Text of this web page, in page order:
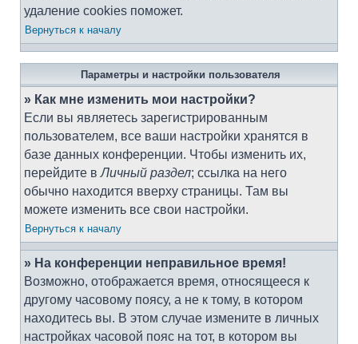
удаление cookies поможет.
Вернуться к началу
Параметры и настройки пользователя
» Как мне изменить мои настройки?
Если вы являетесь зарегистрированным
пользователем, все ваши настройки хранятся в
базе данных конференции. Чтобы изменить их,
перейдите вЛичный раздел; ссылка на него
обычно находится вверху страницы. Там вы
можете изменить все свои настройки.
Вернуться к началу
» На конференции неправильное время!
Возможно, отображается время, относящееся к
другому часовому поясу, а не к тому, в котором
находитесь вы. В этом случае измените в личных
настройках часовой пояс на тот, в котором вы